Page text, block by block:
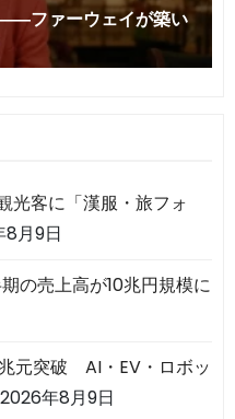
客に「漢服・旅フォ
月9日
の売上高が10兆円規模に
元突破 AI・EV・ロボッ
2026年8月9日